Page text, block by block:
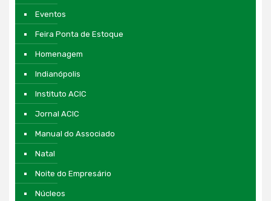
Eventos
Feira Ponta de Estoque
Homenagem
Indianópolis
Instituto ACIC
Jornal ACIC
Manual do Associado
Natal
Noite do Empresário
Núcleos